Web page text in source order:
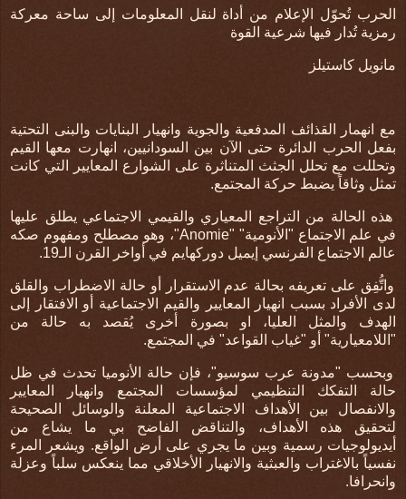
الحرب تُحوّل الإعلام من أداة لنقل المعلومات إلى ساحة معركة
رمزية تُدار فيها شرعية القوة
مانويل كاستيلز
مع انهمار القذائف المدفعية والجوية وانهيار البنايات والبنى التحتية
بفعل الحرب الدائرة حتى الآن بين السودانيين، انهارت معها القيم
وتحللت مع تحلل الجثث المتناثرة على الشوارع المعايير التي كانت
تمثل وثاقاً يضبط حركة المجتمع.
هذه الحالة من التراجع المعياري والقيمي الاجتماعي يطلق عليها
في علم الاجتماع "الأنومية" "Anomie"، وهو مصطلح ومفهوم صكه
عالم الاجتماع الفرنسي إيميل دوركهايم في أواخر القرن الـ19.
واتُّفِق على تعريفه بحالة عدم الاستقرار أو حالة الاضطراب والقلق
لدى الأفراد بسبب انهيار المعايير والقيم الاجتماعية أو الافتقار إلى
الهدف والمثل العليا، او بصورة أخرىيُقصد به حالة من
"اللامعيارية" أو "غياب القواعد" في المجتمع.
وبحسب "مدونة عرب سوسيو"، فإن حالة الأنوميا تحدث في ظل
حالة التفكك التنظيمي لمؤسسات المجتمع وانهيار المعايير
والانفصال بين الأهداف الاجتماعية المعلنة والوسائل الصحيحة
لتحقيق هذه الأهداف، والتناقض الفاضح بي ما يشاع من
أيديولوجيات رسمية وبين ما يجري على أرض الواقع. ويشعر المرء
نفسياً بالاغتراب والعبثية والانهيار الأخلاقي مما ينعكس سلباً وعزلة
وانحرافا.